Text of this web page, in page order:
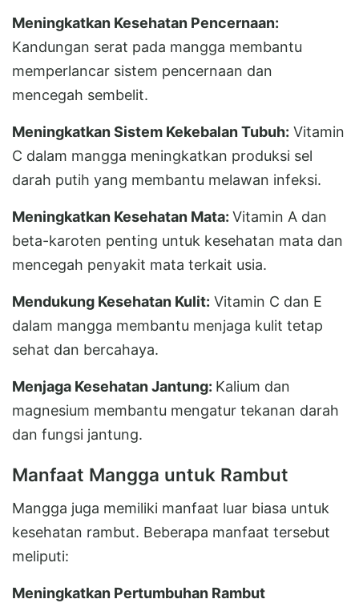
Meningkatkan Kesehatan Pencernaan:
Kandungan serat pada mangga membantu
memperlancar sistem pencernaan dan
mencegah sembelit.
Meningkatkan Sistem Kekebalan Tubuh: Vitamin
C dalam mangga meningkatkan produksi sel
darah putih yang membantu melawan infeksi.
Meningkatkan Kesehatan Mata: Vitamin A dan
beta-karoten penting untuk kesehatan mata dan
mencegah penyakit mata terkait usia.
Mendukung Kesehatan Kulit: Vitamin C dan E
dalam mangga membantu menjaga kulit tetap
sehat dan bercahaya.
Menjaga Kesehatan Jantung: Kalium dan
magnesium membantu mengatur tekanan darah
dan fungsi jantung.
Manfaat Mangga untuk Rambut
Mangga juga memiliki manfaat luar biasa untuk
kesehatan rambut. Beberapa manfaat tersebut
meliputi:
Meningkatkan Pertumbuhan Rambut